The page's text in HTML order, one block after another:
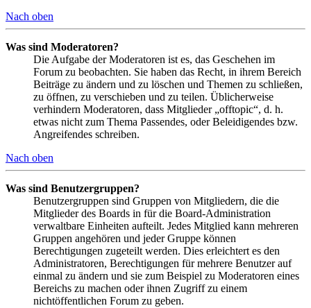
Nach oben
Was sind Moderatoren?
Die Aufgabe der Moderatoren ist es, das Geschehen im
Forum zu beobachten. Sie haben das Recht, in ihrem Bereich
Beiträge zu ändern und zu löschen und Themen zu schließen,
zu öffnen, zu verschieben und zu teilen. Üblicherweise
verhindern Moderatoren, dass Mitglieder „offtopic“, d. h.
etwas nicht zum Thema Passendes, oder Beleidigendes bzw.
Angreifendes schreiben.
Nach oben
Was sind Benutzergruppen?
Benutzergruppen sind Gruppen von Mitgliedern, die die
Mitglieder des Boards in für die Board-Administration
verwaltbare Einheiten aufteilt. Jedes Mitglied kann mehreren
Gruppen angehören und jeder Gruppe können
Berechtigungen zugeteilt werden. Dies erleichtert es den
Administratoren, Berechtigungen für mehrere Benutzer auf
einmal zu ändern und sie zum Beispiel zu Moderatoren eines
Bereichs zu machen oder ihnen Zugriff zu einem
nichtöffentlichen Forum zu geben.